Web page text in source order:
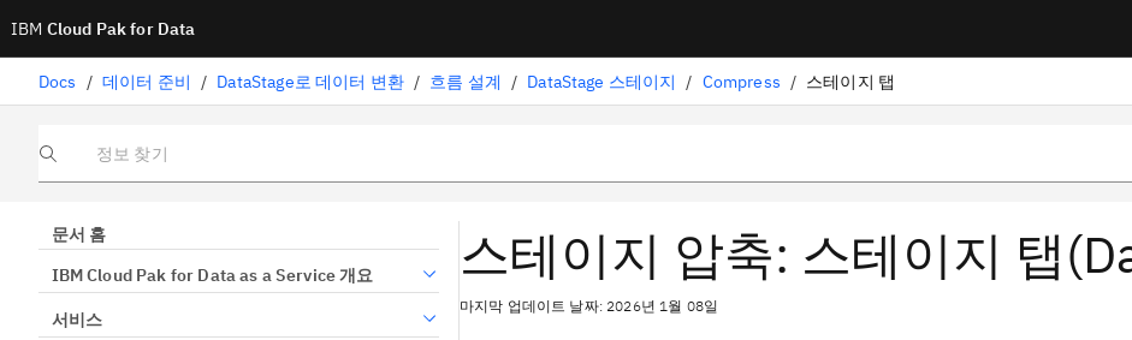
IBM Cloud Pak for Data
Docs / 데이터 준비 / DataStage로 데이터 변환 / 흐름 설계 / DataStage 스테이지 / Compress / 스테이지 탭
정보 찾기
문서 홈
IBM Cloud Pak for Data as a Service 개요
서비스
스테이지 압축: 스테이지 탭
마지막 업데이트 날짜: 2026년 1월 08일